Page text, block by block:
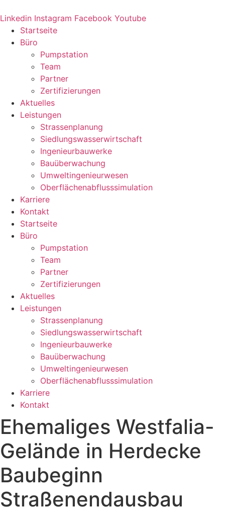
Inhalt
springen
Linkedin Instagram Facebook Youtube
Startseite
Büro
Pumpstation
Team
Partner
Zertifizierungen
Aktuelles
Leistungen
Strassenplanung
Siedlungswasserwirtschaft
Ingenieurbauwerke
Bauüberwachung
Umweltingenieurwesen
Oberflächenabflusssimulation
Karriere
Kontakt
Startseite
Büro
Pumpstation
Team
Partner
Zertifizierungen
Aktuelles
Leistungen
Strassenplanung
Siedlungswasserwirtschaft
Ingenieurbauwerke
Bauüberwachung
Umweltingenieurwesen
Oberflächenabflusssimulation
Karriere
Kontakt
Ehemaliges Westfalia-
Gelände in Herdecke
Baubeginn
Straßenendausbau